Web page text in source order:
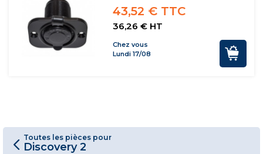
43,52 € TTC
36,26 € HT
Chez vous
Lundi 17/08
Toutes les pièces pour
Discovery 2